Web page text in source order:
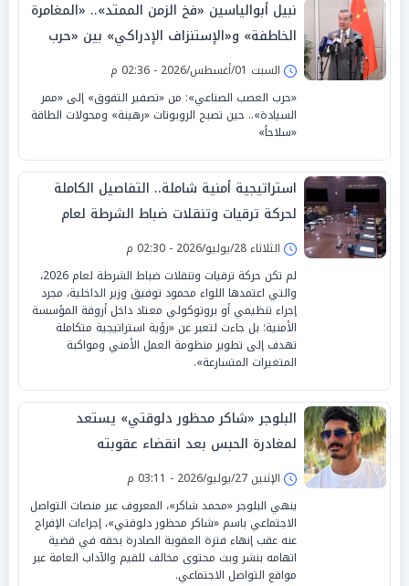
نبيل أبوالياسين «فخ الزمن الممتد».. «المغامرة
الخاطفة» و«الإستنزاف الإدراكي» بين «حرب
العصب الصناعي» والرد الصيني
السبت 01/أغسطس/2026 - 02:36 م
«حرب العصب الصناعي»: من «تصفير التفوق» إلى «ممر
السيادة».. حين تصبح الروبوتات «رهينة» ومحولات الطاقة
«سلاحاً»
استراتيجية أمنية شاملة.. التفاصيل الكاملة
لحركة ترقيات وتنقلات ضباط الشرطة لعام
2026الثلاثاء 28/يوليو/2026 - 02:30 م
لم تكن حركة ترقيات وتنقلات ضباط الشرطة لعام 2026،
والتي اعتمدها اللواء محمود توفيق وزير الداخلية، مجرد
إجراء تنظيمي أو بروتوكولي معتاد داخل أروقة المؤسسة
الأمنية؛ بل جاءت لتعبر عن «رؤية استراتيجية متكاملة
تهدف إلى تطوير منظومة العمل الأمني ومواكبة
المتغيرات المتسارعة».
البلوجر «شاكر محظور دلوقتي» يستعد
لمغادرة الحبس بعد انقضاء عقوبته
الإثنين 27/يوليو/2026 - 03:11 م
ينهي البلوجر «محمد شاكر»، المعروف عبر منصات التواصل
الاجتماعي باسم «شاكر محظور دلوقتي»، إجراءات الإفراج
عنه عقب إنهاء فترة العقوبة الصادرة بحقه في قضية
اتهامه بنشر وبث محتوى مخالف للقيم والآداب العامة عبر
مواقع التواصل الاجتماعي.